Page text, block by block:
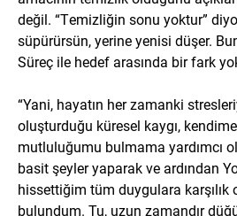
değil. “Temizliğin sonu yoktur”
süpürürsün, yerine yenisi düşer.
Süreç ile hedef arasında bir fark
“Yani, hayatın her zamanki
oluşturduğu küresel kaygı,
mutluluğumu bulmama yardımcı
basit şeyler yaparak ve ardından
hissettiğim tüm duygulara karşılık
bulundum. Tu, uzun zamandır